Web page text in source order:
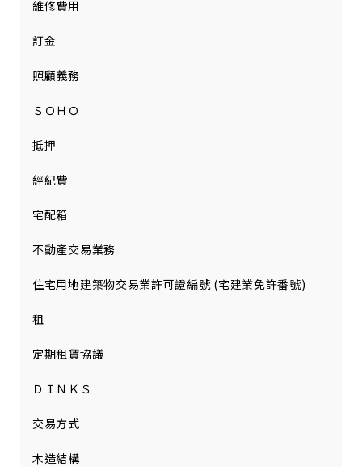
維修費用
訂金
照顧義務
ＳＯＨＯ
抵押
經紀費
宅配箱
不動產交易業務
住宅用地建築物交易業許可證編號 (宅建業免許番號)
租
定期租賃協議
ＤＩＮＫＳ
交易方式
木造結構